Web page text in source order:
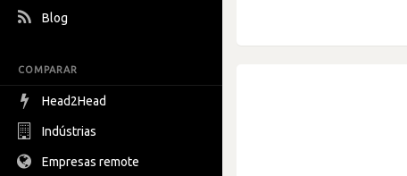
Blog
COMPARAR
Head2Head
Indústrias
Empresas remote